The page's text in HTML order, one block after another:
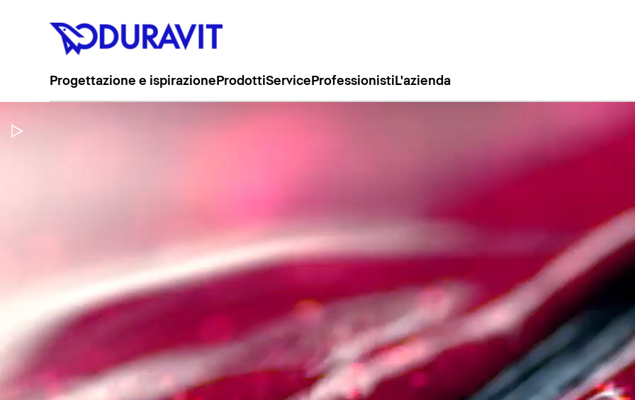
Progettazione e ispirazione ProdottiService Professionisti L'azienda
Metti in pausa il video